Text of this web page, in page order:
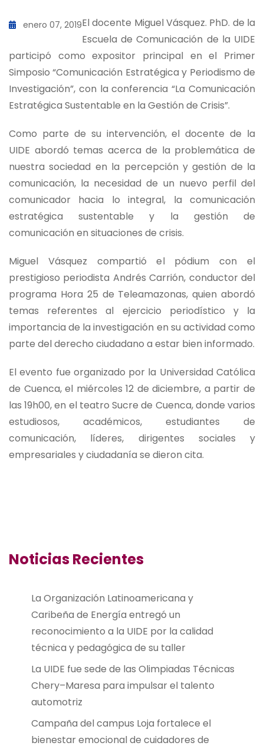
enero 07, 2019El docente Miguel Vásquez. PhD. de la
Escuela de Comunicación de la UIDE
participó como expositor principal en el Primer
Simposio “Comunicación Estratégica y Periodismo de
Investigación”, con la conferencia “La Comunicación
Estratégica Sustentable en la Gestión de Crisis”.
Como parte de su intervención, el docente de la
UIDE abordó temas acerca de la problemática de
nuestra sociedad en la percepción y gestión de la
comunicación, la necesidad de un nuevo perfil del
comunicador hacia lo integral, la comunicación
estratégica sustentable y la gestión de
comunicación en situaciones de crisis.
Miguel Vásquez compartió el pódium con el
prestigioso periodista Andrés Carrión, conductor del
programa Hora 25 de Teleamazonas, quien abordó
temas referentes al ejercicio periodístico y la
importancia de la investigación en su actividad como
parte del derecho ciudadano a estar bien informado.
El evento fue organizado por la Universidad Católica
de Cuenca, el miércoles 12 de diciembre, a partir de
las 19h00, en el teatro Sucre de Cuenca, donde varios
estudiosos, académicos, estudiantes de
comunicación, líderes, dirigentes sociales y
empresariales y ciudadanía se dieron cita.
Noticias Recientes
La Organización Latinoamericana y
Caribeña de Energía entregó un
reconocimiento a la UIDE por la calidad
técnica y pedagógica de su taller
La UIDE fue sede de las Olimpiadas Técnicas
Chery–Maresa para impulsar el talento
automotriz
Campaña del campus Loja fortalece el
bienestar emocional de cuidadores de